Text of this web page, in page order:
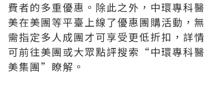
費者的多重優惠。除此之外，中環專科醫
美在美團等平臺上線了優惠團購活動，無
需指定多人成團才可享受更低折扣，詳情
可前往美團或大眾點評搜索“中環專科醫
美集團”瞭解。